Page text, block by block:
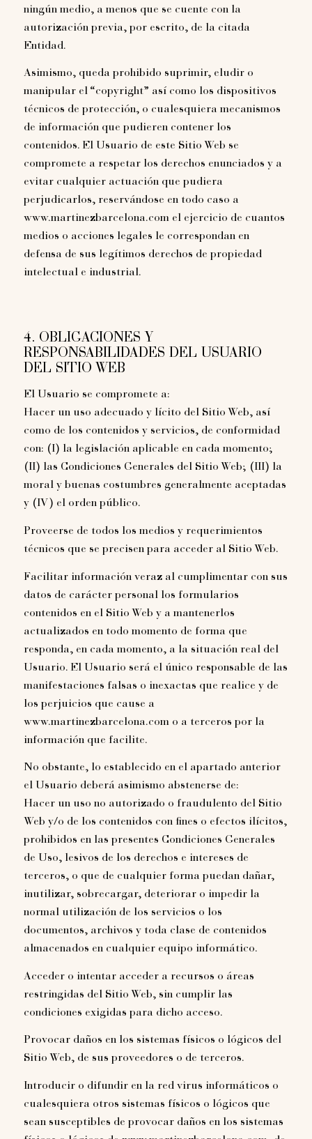
ningún medio, a menos que se cuente con la
autorización previa, por escrito, de la citada
Entidad.
Asimismo, queda prohibido suprimir, eludir o
manipular el “copyright” así como los dispositivos
técnicos de protección, o cualesquiera mecanismos
de información que pudieren contener los
contenidos. El Usuario de este Sitio Web se
compromete a respetar los derechos enunciados y a
evitar cualquier actuación que pudiera
perjudicarlos, reservándose en todo caso a
www.martinezbarcelona.com el ejercicio de cuantos
medios o acciones legales le correspondan en
defensa de sus legítimos derechos de propiedad
intelectual e industrial.
4. OBLIGACIONES Y
RESPONSABILIDADES DEL USUARIO
DEL SITIO WEB
El Usuario se compromete a:
Hacer un uso adecuado y lícito del Sitio Web, así
como de los contenidos y servicios, de conformidad
con: (I) la legislación aplicable en cada momento;
(II) las Condiciones Generales del Sitio Web; (III) la
moral y buenas costumbres generalmente aceptadas
y (IV) el orden público.
Proveerse de todos los medios y requerimientos
técnicos que se precisen para acceder al Sitio Web.
Facilitar información veraz al cumplimentar con sus
datos de carácter personal los formularios
contenidos en el Sitio Web y a mantenerlos
actualizados en todo momento de forma que
responda, en cada momento, a la situación real del
Usuario. El Usuario será el único responsable de las
manifestaciones falsas o inexactas que realice y de
los perjuicios que cause a
www.martinezbarcelona.com o a terceros por la
información que facilite.
No obstante, lo establecido en el apartado anterior
el Usuario deberá asimismo abstenerse de:
Hacer un uso no autorizado o fraudulento del Sitio
Web y/o de los contenidos con fines o efectos ilícitos,
prohibidos en las presentes Condiciones Generales
de Uso, lesivos de los derechos e intereses de
terceros, o que de cualquier forma puedan dañar,
inutilizar, sobrecargar, deteriorar o impedir la
normal utilización de los servicios o los
documentos, archivos y toda clase de contenidos
almacenados en cualquier equipo informático.
Acceder o intentar acceder a recursos o áreas
restringidas del Sitio Web, sin cumplir las
condiciones exigidas para dicho acceso.
Provocar daños en los sistemas físicos o lógicos del
Sitio Web, de sus proveedores o de terceros.
Introducir o difundir en la red virus informáticos o
cualesquiera otros sistemas físicos o lógicos que
sean susceptibles de provocar daños en los sistemas